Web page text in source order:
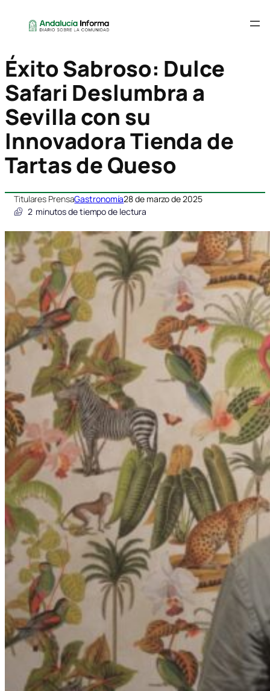
Éxito Sabroso: Dulce
Safari Deslumbra a
Sevilla con su
Innovadora Tienda de
Tartas de Queso
Titulares PrensaGastronomía28 de marzo de 2025
2 minutos de tiempo de lectura